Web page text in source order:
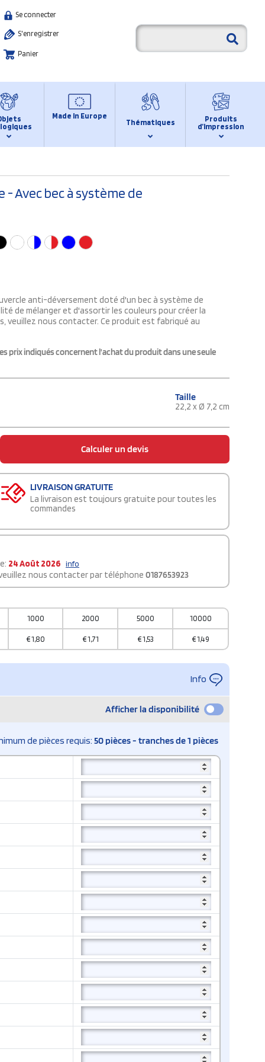
Se connecter
S'enregistrer
Panier
Made in Europe
Thématiques
Produits
d’impression
Avec bec à système de
anti-déversement doté d'un bec à système de
de mélanger et d'assortir les couleurs pour créer la
veuillez nous contacter. Ce produit est fabriqué au
prix indiqués concernent l'achat du produit dans une seule
Taille
22,2 x Ø 7,2 cm
Calculer un devis
LIVRAISON GRATUITE
La livraison est toujours gratuite pour toutes les
commandes
24 Août 2026 info
nous contacter par téléphone 0187653923
1000 2000 5000 10000
€1,80 €1,71 €1,53 €1,49
Info
Afficher la disponibilité
de pièces requis: 50 pièces - tranches de 1 pièces